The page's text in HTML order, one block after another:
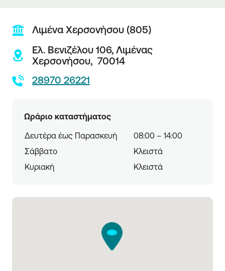
Λιμένα Χερσονήσου (805)
Ελ. Βενιζέλου 106, Λιμένας
Χερσονήσου, 70014
28970 26221
Ωράριο καταστήματος
Δευτέρα έως Παρασκευή
08:00 – 14:00
Σάββατο
Κλειστά
Κυριακή
Κλειστά